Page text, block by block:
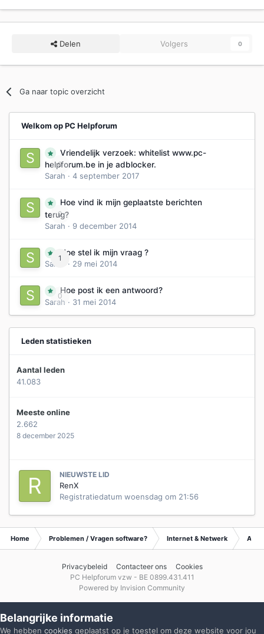
Delen Volgers 0
Ga naar topic overzicht
Welkom op PC Helpforum
0
Vriendelijk verzoek: whitelist www.pc-
helpforum.be in je adblocker.
Sarah · 4 september 2017
0
Hoe vind ik mijn geplaatste berichten
terug?
Sarah · 9 december 2014
1
Hoe stel ik mijn vraag ?
Sarah
· 29 mei 2014
0
Hoe post ik een antwoord?
Sarah · 31 mei 2014
Leden statistieken
Aantal leden
41.083
Meeste online
2.662
8 december 2025
NIEUWSTE LID
RenX
Registratiedatum woensdag om 21:56
Home Problemen / Vragen software? Internet & Netwerk
Privacybeleid Contacteer ons
Cookies
PC Helpforum vzw - BE 0899.431.411
Powered by Invision Community
Belangrijke informatie
We hebben cookies geplaatst op je toestel om deze website voor jou